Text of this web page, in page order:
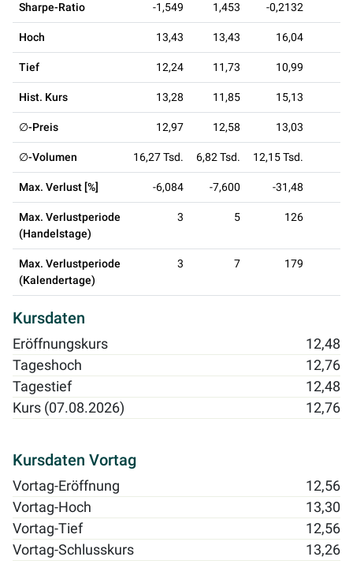
Sharpe-Ratio -1,549 1,453 -0,2132
Hoch 13,43 13,43 16,04
Tief 12,24 11,73 10,99
Hist. Kurs 13,28 11,85 15,13
∅-Preis 12,97 12,58 13,03
∅-Volumen 16,27 Tsd. 6,82 Tsd. 12,15 Tsd.
Max. Verlust [%] -6,084 -7,600 -31,48
Max. Verlustperiode
(Handelstage)
3 5 126
Max. Verlustperiode
(Kalendertage)
3 7 179
Kursdaten
Eröffnungskurs
12,48
Tageshoch
12,76
Tagestief
12,48
Kurs (07.08.2026)
12,76
Kursdaten Vortag
Vortag-Eröffnung
12,56
Vortag-Hoch
13,30
Vortag-Tief
12,56
Vortag-Schlusskurs
13,26